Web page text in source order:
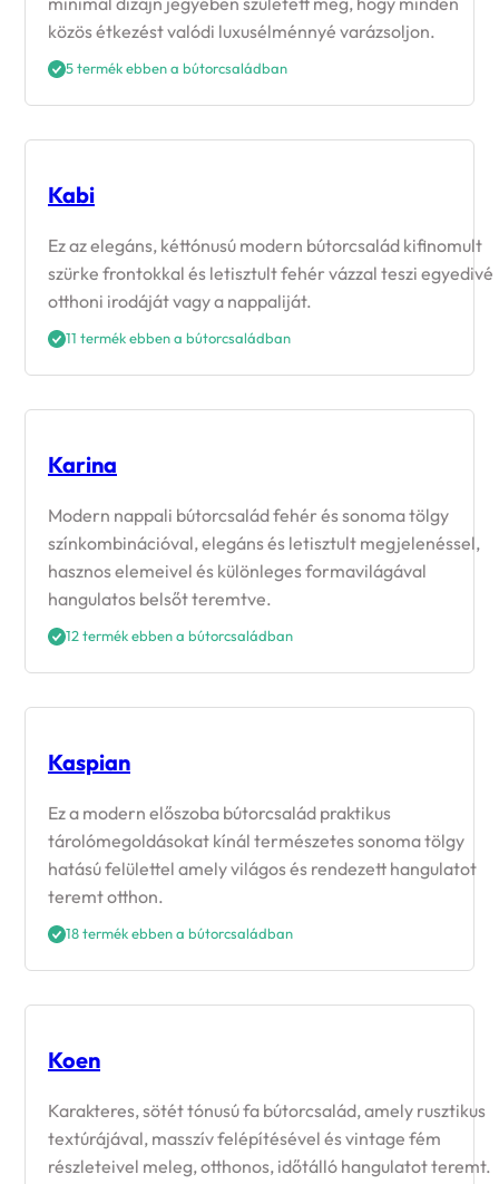
közös étkezést valódi luxusélménnyé varázsoljon.
5 termék ebben a bútorcsaládban
Kabi
Ez az elegáns, kéttónusú modern bútorcsalád kifinomult
szürke frontokkal és letisztult fehér vázzal teszi egyedivé
otthoni irodáját vagy a nappaliját.
11 termék ebben a bútorcsaládban
Karina
Modern nappali bútorcsalád fehér és sonoma tölgy
színkombinációval, elegáns és letisztult megjelenéssel,
hasznos elemeivel és különleges formavilágával
hangulatos belsőt teremtve.
12 termék ebben a bútorcsaládban
Kaspian
Ez a modern előszoba bútorcsalád praktikus
tárolómegoldásokat kínál természetes sonoma tölgy
hatású felülettel amely világos és rendezett hangulatot
teremt otthon.
18 termék ebben a bútorcsaládban
Koen
Karakteres, sötét tónusú fa bútorcsalád, amely rusztikus
textúrájával, masszív felépítésével és vintage fém
részleteivel meleg, otthonos, időtálló hangulatot teremt.